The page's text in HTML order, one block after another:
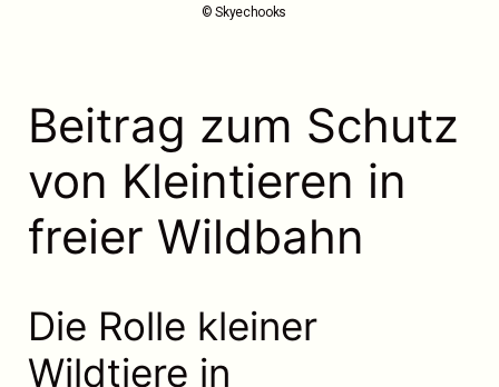
© Skyechooks
Beitrag zum Schutz
von Kleintieren in
freier Wildbahn
Die Rolle kleiner
Wildtiere in